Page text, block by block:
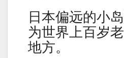
日本偏远的小
为世界上百岁
地方。